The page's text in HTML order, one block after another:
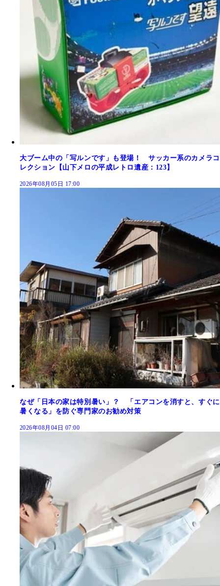
大ブーム中の「写ルンです」も登場！ サッカー系のカメラコ
レクション【山下メロの平成レトロ遺産：123】
2026年08月05日 17:00
なぜ「日本の家は特別暑い」？ 「エアコンを消すと、すぐに
暑くなる」を防ぐ専門家のお勧め対策
2026年08月04日 07:00